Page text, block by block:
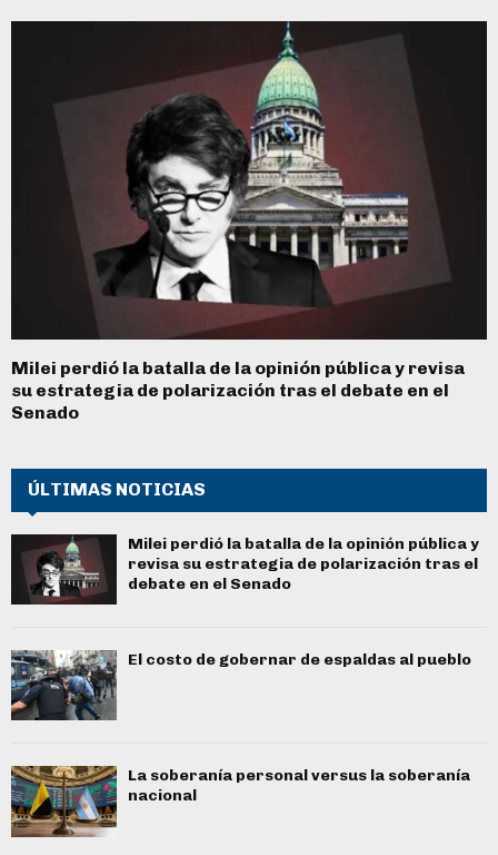
Milei perdió la batalla de la opinión pública y revisa
su estrategia de polarización tras el debate en el
Senado
ÚLTIMAS NOTICIAS
Milei perdió la batalla de la opinión pública y
revisa su estrategia de polarización tras el
debate en el Senado
El costo de gobernar de espaldas al pueblo
La soberanía personal versus la soberanía
nacional